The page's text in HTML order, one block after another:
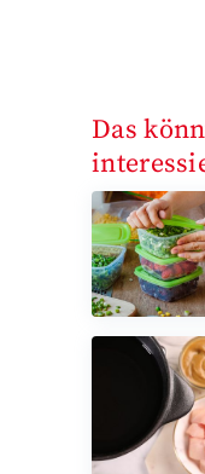
Das